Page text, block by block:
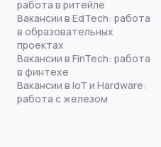
работа в ритейле
Вакансии в EdTech: работа
в образовательных
проектах
Вакансии в FinTech: работа
в финтехе
Вакансии в IoT и Hardware:
работа с железом